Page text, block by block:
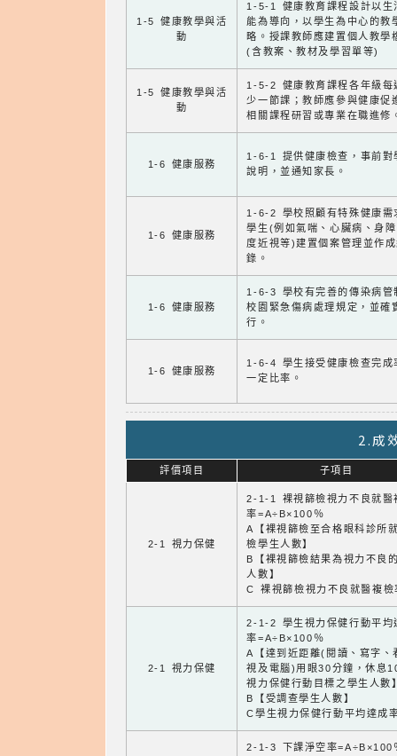
1-5 健康教學與活
動
1-5-1 健康教育課程設計以生
能為導向，以學生為中心的教
略。授課教師應建置個人教學
(含教案、教材及學習單等)
1-5 健康教學與活
動
1-5-2 健康教育課程各年級每
少一節課；教師應參與健康促
相關課程研習或專業在職進修
1-6 健康服務
1-6-1 提供健康檢查，事前對
說明，並通知家長。
1-6 健康服務
1-6-2 學校照顧有特殊健康需
學生(例如氣喘、心臟病、身
度近視等)建置個案管理並作
錄。
1-6 健康服務
1-6-3 學校有完善的傳染病管
校園緊急傷病處理規定，並確
行。
1-6 健康服務
1-6-4 學生接受健康檢查完成
一定比率。
2.成
評價項目 子項目
2-1 視力保健
2-1-1 裸視篩檢視力不良就醫
率=A÷B×100％
A【裸視篩檢至合格眼科診所
檢學生人數】
B【裸視篩檢結果為視力不良
人數】
C 裸視篩檢視力不良就醫複檢
2-1 視力保健
2-1-2 學生視力保健行動平均
率=A÷B×100％
A【達到近距離(閱讀、寫字、
視及電腦)用眼30分鐘，休息
視力保健行動目標之學生人數
B【受調查學生人數】
C學生視力保健行動平均達成
2-1-3 下課淨空率=A÷B×100